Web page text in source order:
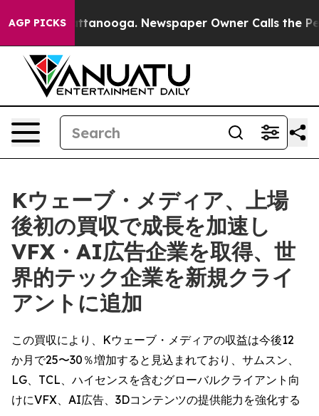
AGP PICKS
in Chattanooga. Newspaper Owner Calls the People
Kウェーブ・メディア、上場
後初の買収で成長を加速し
VFX・AI広告企業を取得、世
界的テック企業を新規クライ
アントに追加
この買収により、Kウェーブ・メディアの収益は今後12
か月で25〜30％増加すると見込まれており、サムスン、
LG、TCL、ハイセンスを含むグローバルクライアント向
けにVFX、AI広告、3Dコンテンツの提供能力を強化する